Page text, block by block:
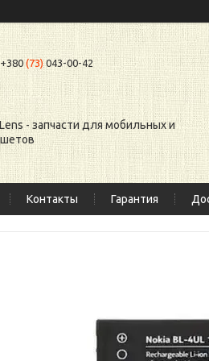
+380(73)043-00-42
- запчасти для мобильных и
Контакты Гарантия